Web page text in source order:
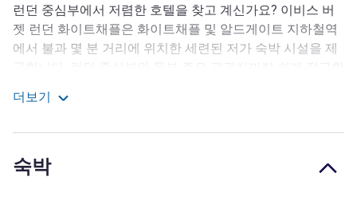
호텔설명
런던 중심부에서 저렴한 호텔을 찾고 계신가요? 이비스 버
젯 런던 화이트채플은 화이트채플 및 알드게이트 지하철역
에서 불과 몇 분 거리에 위치한 세련된 저가 숙박 시설을 제
니다. 신선한 유럽식 아침 식사와 24시간 제공되는 간식을
장으로 유명합니다.
더보기
숙박